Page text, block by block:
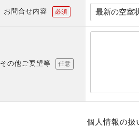
お問合せ内容 必須
その他ご要望等 任意
個人情報の扱